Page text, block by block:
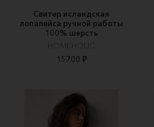
Свитер исландская
лопапейса ручной работы
100% шерсть
HOMEHOLIC
15700 ₽